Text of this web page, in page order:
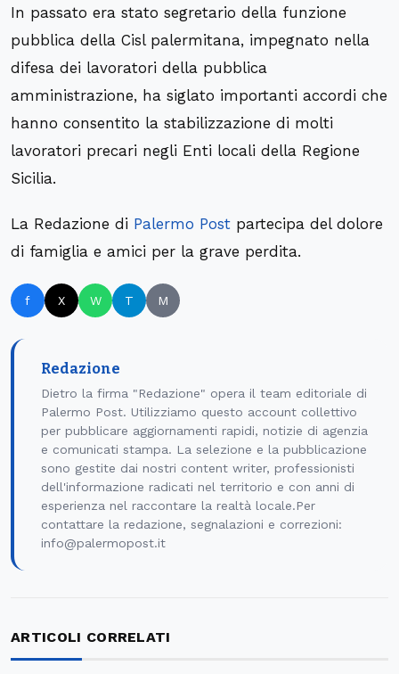
In passato era stato segretario della funzione
pubblica della Cisl palermitana, impegnato nella
difesa dei lavoratori della pubblica
amministrazione, ha siglato importanti accordi che
hanno consentito la stabilizzazione di molti
lavoratori precari negli Enti locali della Regione
Sicilia.
La Redazione di Palermo Post partecipa del dolore
di famiglia e amici per la grave perdita.
f X W T M
Redazione
Dietro la firma "Redazione" opera il team editoriale di
Palermo Post. Utilizziamo questo account collettivo
per pubblicare aggiornamenti rapidi, notizie di agenzia
e comunicati stampa. La selezione e la pubblicazione
sono gestite dai nostri content writer, professionisti
dell'informazione radicati nel territorio e con anni di
esperienza nel raccontare la realtà locale.Per
contattare la redazione, segnalazioni e correzioni:
info@palermopost.it
ARTICOLI CORRELATI